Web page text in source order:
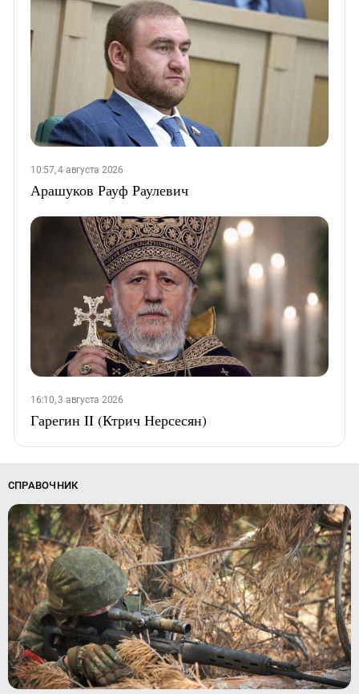
10:57, 4 августа 2026
Арашуков Рауф Раулевич
16:10, 3 августа 2026
Гарегин II (Ктрич Нерсесян)
СПРАВОЧНИК